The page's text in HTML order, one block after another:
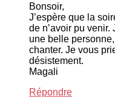
Bonsoir,
J’espère que la
de n’avoir pu venir.
une belle
chanter. Je vous
désistement.
Magali
Répondre